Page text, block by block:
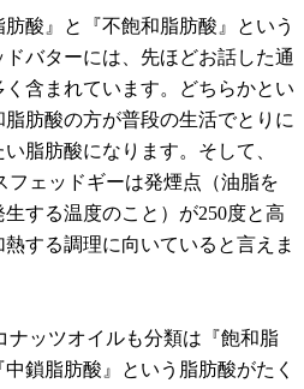
肪酸』と『不飽和脂肪酸』という
バターには、先ほどお話した通
含まれています。どちらかとい
肪酸の方が普段の生活でとりに
脂肪酸になります。そして、
フェッドギーは発煙点（油脂を
する温度のこと）が250度と高
する調理に向いていると言えま
ナッツオイルも分類は『飽和脂
鎖脂肪酸』という脂肪酸がたく